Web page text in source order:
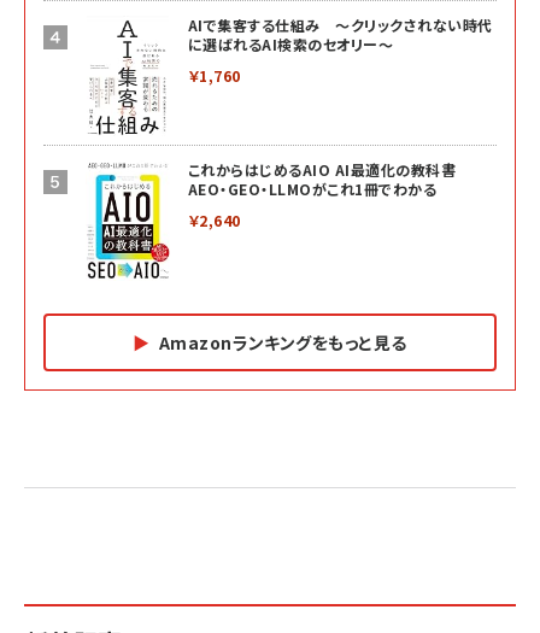
AIで集客する仕組み ～クリックされない時代
に選ばれるAI検索のセオリー～
￥1,760
これからはじめるAIO AI最適化の教科書
AEO・GEO・LLMOがこれ1冊でわかる
￥2,640
Amazonランキングをもっと見る
2億円を売り上げたプロが教える note×AI 最強の
小さな会社は戦略が9割
anan(アンアン)2026/07/01号 No.2501[魅せる
anan(アンアン)2026/06/24号 No.2500増刊
ベインキャピタル 企業価値向上力の秘密
ルな本質」